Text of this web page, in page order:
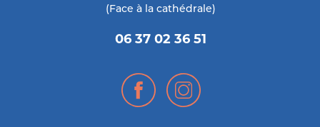
(Face à la cathédrale)
06 37 02 36 51